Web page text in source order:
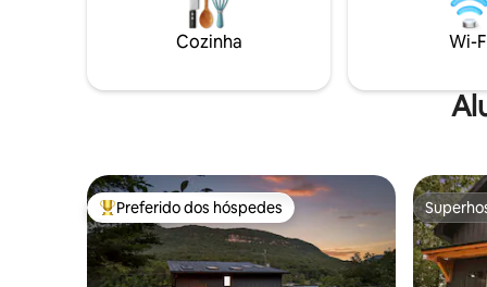
Cozinha Wi-
Entre os melhores preferidos dos hóspedes
Preferido dos hóspedes